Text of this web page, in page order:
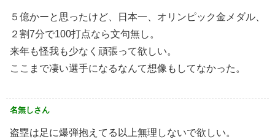
５億かーと思ったけど、日本一、オリンピック金メダル、
２割7分で100打点なら文句無し。
来年も怪我も少なく頑張って欲しい。
ここまで凄い選手になるなんて想像もしてなかった。
名無しさん
盗塁は足に爆弾抱えてる以上無理しないで欲しい。